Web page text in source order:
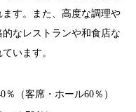
す。また、高度な調理や
なレストランや和食店な
います。
（客席・ホール60％）